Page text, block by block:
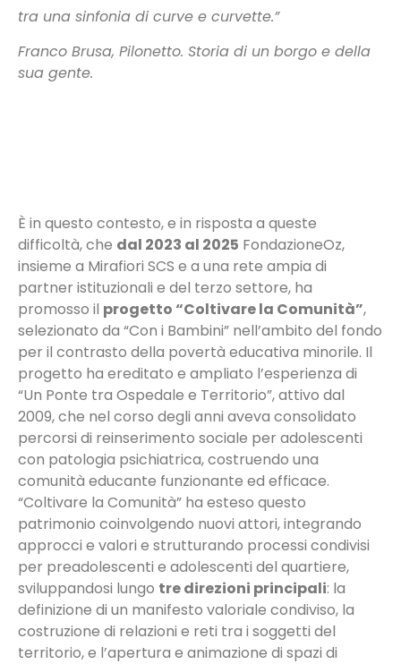
tra una sinfonia di curve e curvette.”
Franco Brusa, Pilonetto. Storia di un borgo e della
sua gente.
È in questo contesto, e in risposta a queste
difficoltà, che dal 2023 al 2025 FondazioneOz,
insieme a Mirafiori SCS e a una rete ampia di
partner istituzionali e del terzo settore, ha
promosso il progetto “Coltivare la Comunità”,
selezionato da “Con i Bambini” nell’ambito del fondo
per il contrasto della povertà educativa minorile. Il
progetto ha ereditato e ampliato l’esperienza di
“Un Ponte tra Ospedale e Territorio”, attivo dal
2009, che nel corso degli anni aveva consolidato
percorsi di reinserimento sociale per adolescenti
con patologia psichiatrica, costruendo una
comunità educante funzionante ed efficace.
“Coltivare la Comunità” ha esteso questo
patrimonio coinvolgendo nuovi attori, integrando
approcci e valori e strutturando processi condivisi
per preadolescenti e adolescenti del quartiere,
sviluppandosi lungo tre direzioni principali: la
definizione di un manifesto valoriale condiviso, la
costruzione di relazioni e reti tra i soggetti del
territorio, e l’apertura e animazione di spazi di